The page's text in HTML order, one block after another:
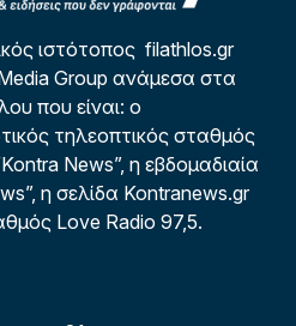
ιστότοπος filathlos.gr
Group ανάμεσα στα
που είναι: ο
τηλεοπτικός σταθμός
News”, η εβδομαδιαία
η σελίδα Kontranews.gr
Love Radio 97,5.